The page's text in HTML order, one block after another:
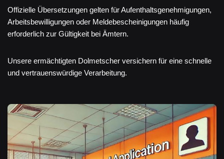
Offizielle Übersetzungen gelten für Aufenthaltsgenehmigungen,
Arbeitsbewilligungen oder Meldebescheinigungen häufig
erforderlich zur Gültigkeit bei Ämtern.
Unsere ermächtigten Dolmetscher versichern für eine schnelle
und vertrauenswürdige Verarbeitung.